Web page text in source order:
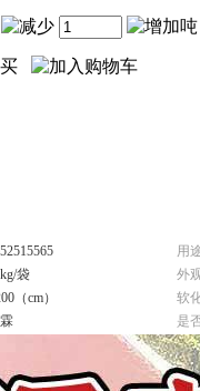
用
袋 外
（cm） 软
是